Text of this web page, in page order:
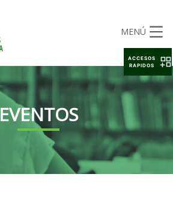
MENÚ
EVENTOS
ACCESOS
RAPIDOS